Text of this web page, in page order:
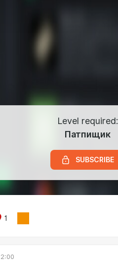
Level required:
Патпищик
SUBSCRIBE
1